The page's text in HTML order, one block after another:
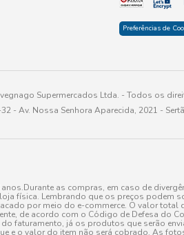
Preferências de
Supermercados Ltda. - Todos os
32 - Av. Nossa Senhora Aparecida, 2021 -
as compras, em caso de
física. Lembrando que os preços podem
por meio do e-commerce. O valor
acordo com o Código de Defesa do
faturamento, já os produtos que serão
e o valor do item não será cobrado. As